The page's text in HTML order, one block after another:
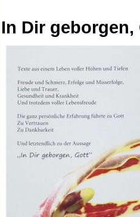
In Dir geborgen,